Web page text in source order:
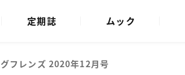
定期誌 ムック
フレンズ 2020年12月号